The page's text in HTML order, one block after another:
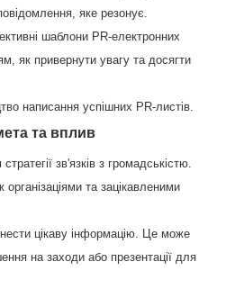
яке резонує.
шаблони PR-електронних
як привернути увагу та досягти
написання успішних PR-листів.
та вплив
зв'язків з громадськістю.
організаціями та зацікавленими
цікаву інформацію. Це може
на заходи або презентації для